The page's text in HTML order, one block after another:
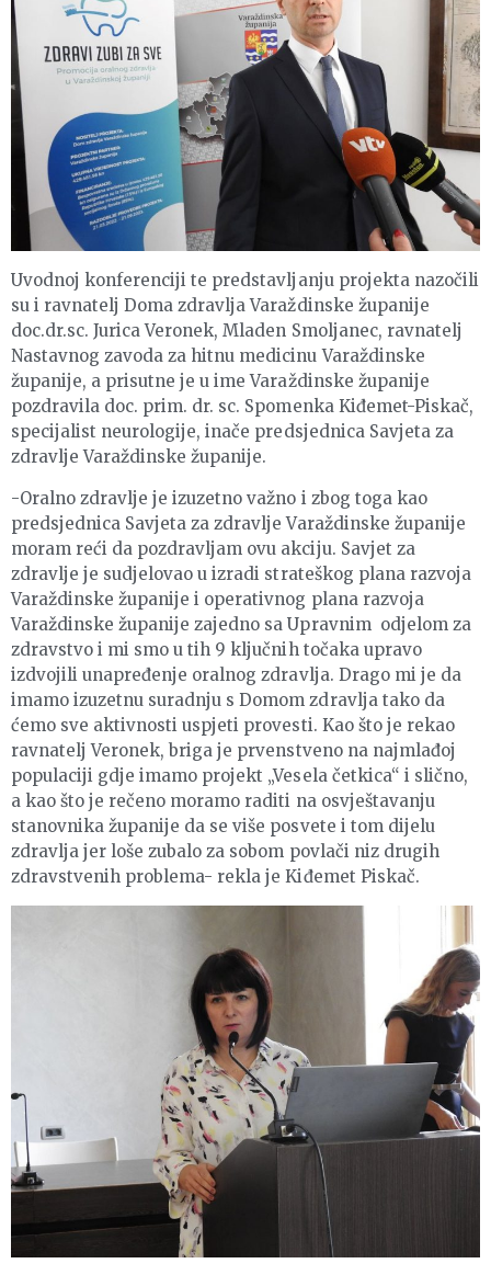
Uvodnoj konferenciji te predstavljanju projekta nazočili
su i ravnatelj Doma zdravlja Varaždinske županije
doc.dr.sc. Jurica Veronek, Mladen Smoljanec, ravnatelj
Nastavnog zavoda za hitnu medicinu Varaždinske
županije, a prisutne je u ime Varaždinske županije
pozdravila doc. prim. dr. sc. Spomenka Kiđemet-Piskač,
specijalist neurologije, inače predsjednica Savjeta za
zdravlje Varaždinske županije.
-Oralno zdravlje je izuzetno važno i zbog toga kao
predsjednica Savjeta za zdravlje Varaždinske županije
moram reći da pozdravljam ovu akciju. Savjet za
zdravlje je sudjelovao u izradi strateškog plana razvoja
Varaždinske županije i operativnog plana razvoja
Varaždinske županije zajedno sa Upravnim odjelom za
zdravstvo i mi smo u tih 9 ključnih točaka upravo
izdvojili unapređenje oralnog zdravlja. Drago mi je da
imamo izuzetnu suradnju s Domom zdravlja tako da
ćemo sve aktivnosti uspjeti provesti. Kao što je rekao
ravnatelj Veronek, briga je prvenstveno na najmlađoj
populaciji gdje imamo projekt „Vesela četkica“ i slično,
a kao što je rečeno moramo raditi na osvještavanju
stanovnika županije da se više posvete i tom dijelu
zdravlja jer loše zubalo za sobom povlači niz drugih
zdravstvenih problema- rekla je Kiđemet Piskač.